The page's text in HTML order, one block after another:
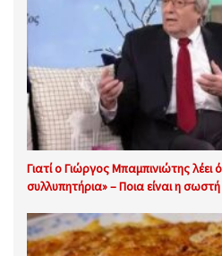
Γιατί ο Γιώργος Μπαμπινιώτης λέει
συλλυπητήρια» – Ποια είναι η